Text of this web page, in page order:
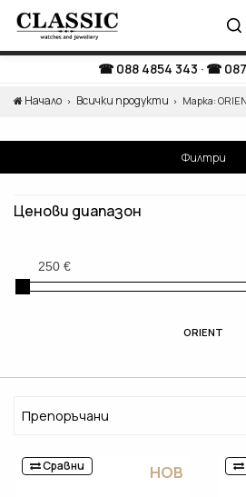
088 4854 343 ·
Начало Всички продукти Марка:
Филтри
Ценови диапазон
ORIENT
Сравни НОВ